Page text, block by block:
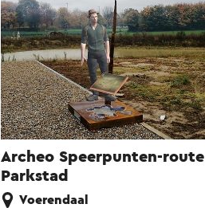
Archeo Speerpunten-route
Parkstad
Voerendaal